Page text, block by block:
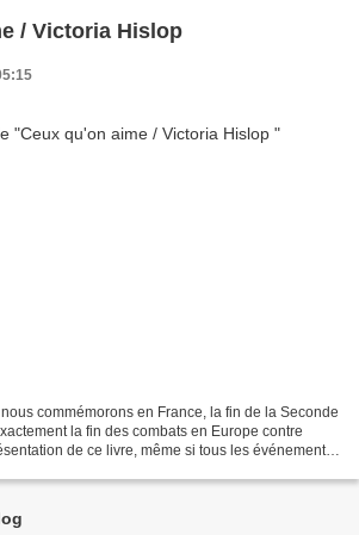
/ Victoria Hislop
commémorons en France, la fin de la Seconde
la fin des combats en Europe contre
de ce livre, même si tous les événements